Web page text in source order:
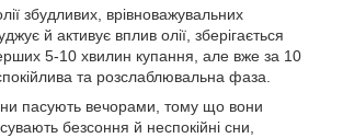
збудливих, врівноважувальних
й активує вплив олії, зберігається
5-10 хвилин купання, але вже за 10
та розслаблювальна фаза.
пасують вечорами, тому що вони
безсоння й неспокійні сни,